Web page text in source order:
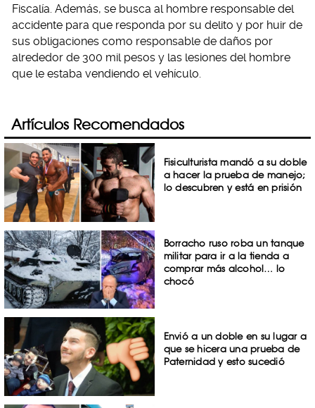
Fiscalía. Además, se busca al hombre responsable del
accidente para que responda por su delito y por huir de
sus obligaciones como responsable de daños por
alrededor de 300 mil pesos y las lesiones del hombre
que le estaba vendiendo el vehículo.
Artículos Recomendados
Fisiculturista mandó a su doble
a hacer la prueba de manejo;
lo descubren y está en prisión
Borracho ruso roba un tanque
militar para ir a la tienda a
comprar más alcohol… lo
chocó
Envió a un doble en su lugar a
que se hicera una prueba de
Paternidad y esto sucedió